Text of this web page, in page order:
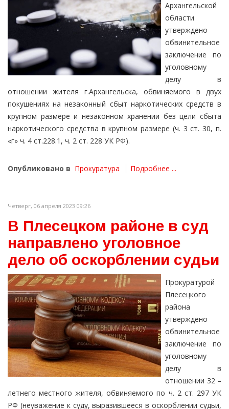
Архангельской
области
утверждено
обвинительное
заключение по
уголовному
делу в
отношении жителя г.Архангельска, обвиняемого в двух
покушениях на незаконный сбыт наркотических средств в
крупном размере и незаконном хранении без цели сбыта
наркотического средства в крупном размере (ч. 3 ст. 30, п.
«г» ч. 4 ст.228.1, ч. 2 ст. 228 УК РФ).
Опубликовано в Прокуратура Подробнее ...
Четверг, 06 апреля 2023 09:26
В Плесецком районе в суд
направлено уголовное
дело об оскорблении судьи
Прокуратурой
Плесецкого
района
утверждено
обвинительное
заключение по
уголовному
делу в
отношении 32 –
летнего местного жителя, обвиняемого по ч. 2 ст. 297 УК
РФ (неуважение к суду, выразившееся в оскорблении судьи,